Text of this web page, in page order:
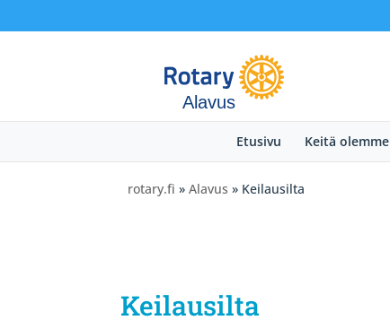
Alavus
Etusivu Keitä olemme
rotary.fi » Alavus » Keilausilta
Keilausilta